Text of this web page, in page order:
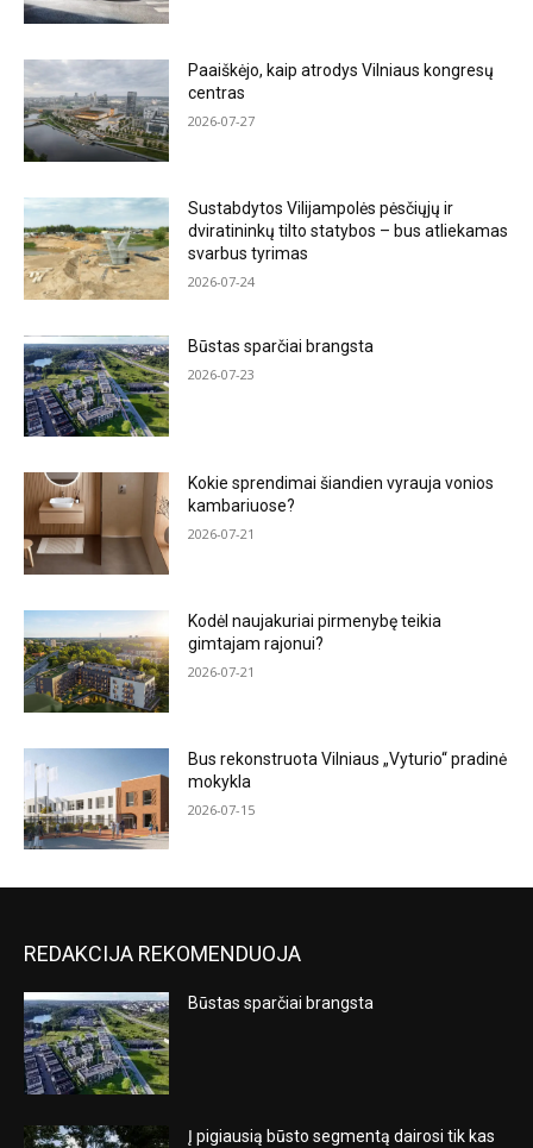
Paaiškėjo, kaip atrodys Vilniaus kongresų
centras
2026-07-27
Sustabdytos Vilijampolės pėsčiųjų ir
dviratininkų tilto statybos – bus atliekamas
svarbus tyrimas
2026-07-24
Būstas sparčiai brangsta
2026-07-23
Kokie sprendimai šiandien vyrauja vonios
kambariuose?
2026-07-21
Kodėl naujakuriai pirmenybę teikia
gimtajam rajonui?
2026-07-21
Bus rekonstruota Vilniaus „Vyturio“ pradinė
mokykla
2026-07-15
REDAKCIJA REKOMENDUOJA
Būstas sparčiai brangsta
Į pigiausią būsto segmentą dairosi tik kas